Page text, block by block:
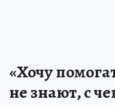
«Хочу
не знают, с